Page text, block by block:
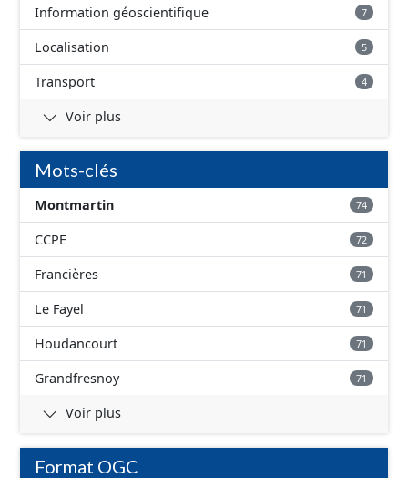
Information géoscientifique 7
Localisation 5
Transport 4
Voir plus
Mots-clés
Montmartin 74
CCPE 72
Francières 71
Le Fayel 71
Houdancourt 71
Grandfresnoy 71
Voir plus
Format OGC